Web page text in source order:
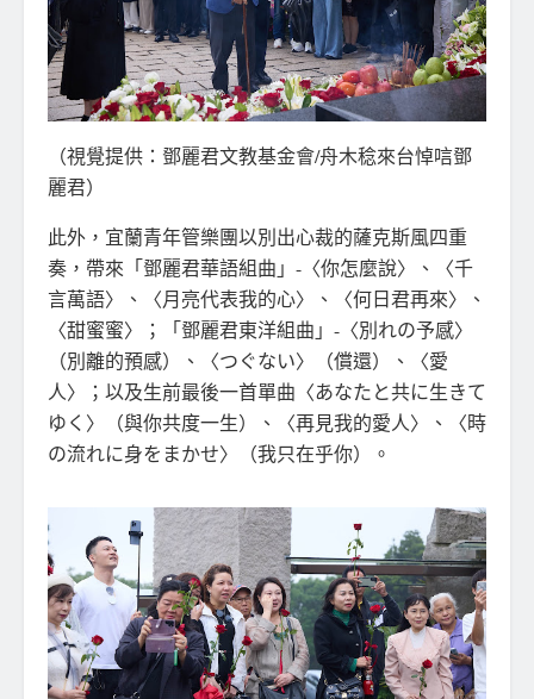
（視覺提供：鄧麗君文教基金會/舟木稔來台悼唁鄧
麗君）
此外，宜蘭青年管樂團以別出心裁的薩克斯風四重
奏，帶來「鄧麗君華語組曲」-〈你怎麼說〉、〈千
言萬語〉、〈月亮代表我的心〉、〈何日君再來〉、
〈甜蜜蜜〉；「鄧麗君東洋組曲」-〈別れの予感〉
（別離的預感）、〈つぐない〉（償還）、〈愛
人〉；以及生前最後一首單曲〈あなたと共に生きて
ゆく〉（與你共度一生）、〈再見我的愛人〉、〈時
の流れに身をまかせ〉（我只在乎你）。